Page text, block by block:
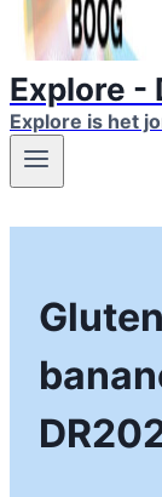
Explore -
Explore is het